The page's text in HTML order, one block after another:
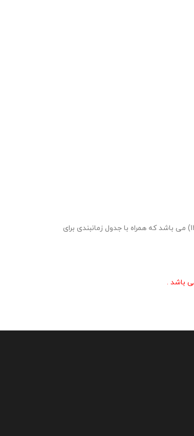
بسته صورت جلسات ستاد (شورای) تربیتی مدرسه شامل 12صورت جلسه کامل شده در قالب ورد و قابل ویرایش از ماه شهریور تا ماه مرداد ( سال تحصیلی 1405- 1404) می باشد که همراه با جدول زمانبندی برای
باشد .